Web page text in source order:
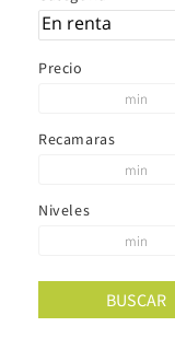
Precio
Recamaras
Niveles